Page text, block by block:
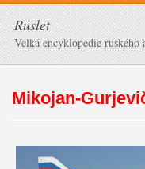
Ruslet
Velká encyklopedie ruského
Mikojan-